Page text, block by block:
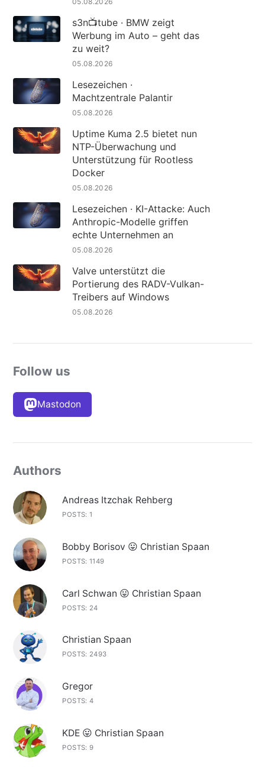
s3n📺tube · BMW zeigt
Werbung im Auto – geht das
zu weit?
05.08.2026
Lesezeichen ·
Machtzentrale Palantir
05.08.2026
Uptime Kuma 2.5 bietet nun
NTP-Überwachung und
Unterstützung für Rootless
Docker
05.08.2026
Lesezeichen · KI-Attacke: Auch
Anthropic-Modelle griffen
echte Unternehmen an
05.08.2026
Valve unterstützt die
Portierung des RADV-Vulkan-
Treibers auf Windows
05.08.2026
Follow us
Mastodon
Authors
Andreas Itzchak Rehberg
POSTS: 1
Bobby Borisov 😛 Christian Spaan
POSTS: 1149
Carl Schwan 😛 Christian Spaan
POSTS: 24
Christian Spaan
POSTS: 2493
Gregor
POSTS: 4
KDE 😛 Christian Spaan
POSTS: 9